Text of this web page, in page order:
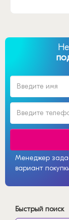
Менеджер
вариант
Быстрый поиск